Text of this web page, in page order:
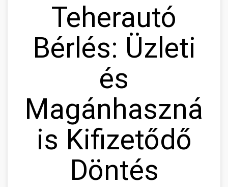
Teherautó
Bérlés: Üzleti
és
is Kifizetődő
Döntés